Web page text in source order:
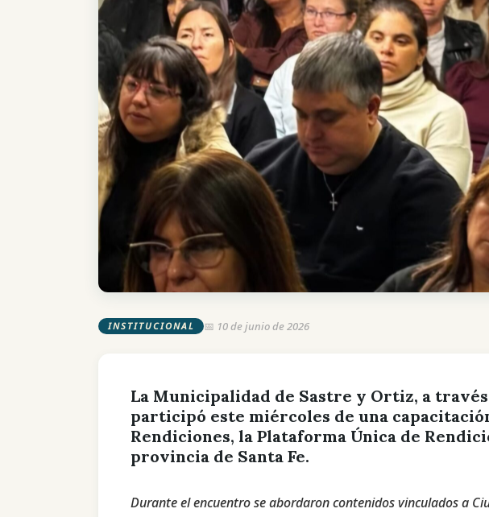
INSTITUCIONAL 📅 10 de junio de 2026
La Municipalidad de Sastre y Ortiz, a
participó este miércoles de una
Rendiciones, la Plataforma Única de
provincia de Santa Fe.
Durante el encuentro se abordaron contenidos vinculados a